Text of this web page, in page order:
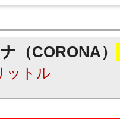
（CORONA）
ットル